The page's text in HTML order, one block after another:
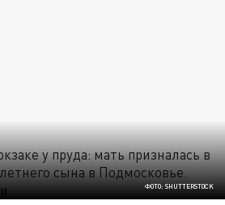
ФОТО: SHUTTERSTOCK